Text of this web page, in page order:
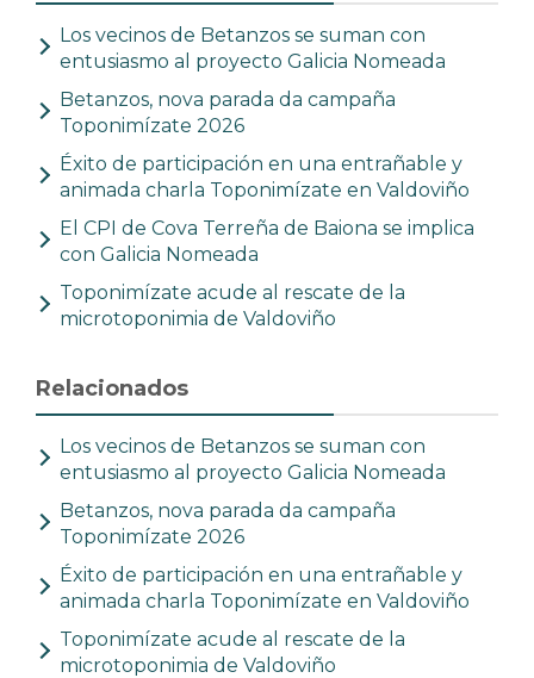
Los vecinos de Betanzos se suman con
entusiasmo al proyecto Galicia Nomeada
Betanzos, nova parada da campaña
Toponimízate 2026
Éxito de participación en una entrañable y
animada charla Toponimízate en Valdoviño
El CPI de Cova Terreña de Baiona se implica
con Galicia Nomeada
Toponimízate acude al rescate de la
microtoponimia de Valdoviño
Relacionados
Los vecinos de Betanzos se suman con
entusiasmo al proyecto Galicia Nomeada
Betanzos, nova parada da campaña
Toponimízate 2026
Éxito de participación en una entrañable y
animada charla Toponimízate en Valdoviño
Toponimízate acude al rescate de la
microtoponimia de Valdoviño